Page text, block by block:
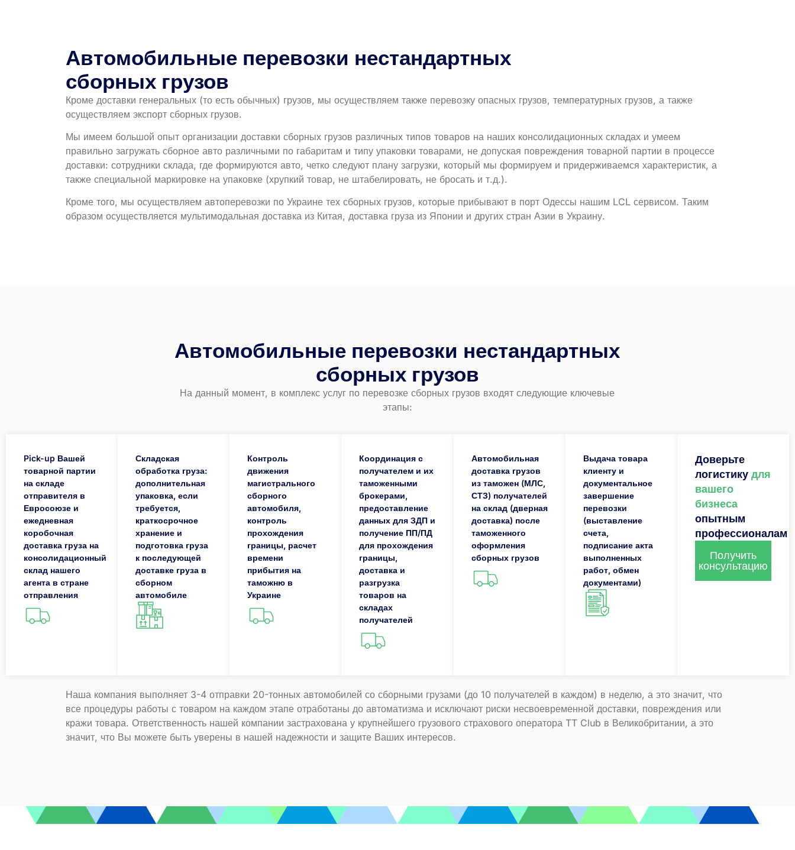
Автомобильные перевозки нестандартных
сборных грузов
Кроме доставки генеральных (то есть обычных) грузов, мы осуществляем также перевозку опасных грузов, температурных грузов, а также
осуществляем экспорт сборных грузов.
Мы имеем большой опыт организации доставки сборных грузов различных типов товаров на наших консолидационных складах и умеем
правильно загружать сборное авто различными по габаритам и типу упаковки товарами, не допуская повреждения товарной партии в процессе
доставки: сотрудники склада, где формируются авто, четко следуют плану загрузки, который мы формируем и придерживаемся характеристик, а
также специальной маркировке на упаковке (хрупкий товар, не штабелировать, не бросать и т.д.).
Кроме того, мы осуществляем автоперевозки по Украине тех сборных грузов, которые прибывают в порт Одессы нашим LCL сервисом. Таким
образом осуществляется мультимодальная доставка из Китая, доставка груза из Японии и других стран Азии в Украину.
Автомобильные перевозки нестандартных
сборных грузов
На данный момент, в комплекс услуг по перевозке сборных грузов входят следующие ключевые
этапы:
Pick-up Вашей
товарной партии
на складе
отправителя в
Евросоюзе и
ежедневная
коробочная
доставка груза на
консолидационный
склад нашего
агента в стране
отправления
Складская
обработка груза:
дополнительная
упаковка, если
требуется,
краткосрочное
хранение и
подготовка груза
к последующей
доставке груза в
сборном
автомобиле
Контроль
движения
магистрального
сборного
автомобиля,
контроль
прохождения
границы, расчет
времени
прибытия на
таможню в
Украине
Координация с
получателем и их
таможенными
брокерами,
предоставление
данных для ЗДП и
получение ПП/ПД
для прохождения
границы,
доставка и
разгрузка
товаров на
складах
получателей
Автомобильная
доставка грузов
из таможен (МЛС,
СТЗ) получателей
на склад (дверная
доставка) после
таможенного
оформления
сборных грузов
Выдача товара
клиенту и
документальное
завершение
перевозки
(выставление
счета,
подписание акта
выполненных
работ, обмен
документами)
Доверьте
логистику для
вашего
бизнеса
опытным
профессионалам
Получить
консультацию
Наша компания выполняет 3-4 отправки 20-тонных автомобилей со сборными грузами (до 10 получателей в каждом) в неделю, а это значит, что
все процедуры работы с товаром на каждом этапе отработаны до автоматизма и исключают риски несвоевременной доставки, повреждения или
кражи товара. Ответственность нашей компании застрахована у крупнейшего грузового страхового оператора TT Club в Великобритании, а это
значит, что Вы можете быть уверены в нашей надежности и защите Ваших интересов.